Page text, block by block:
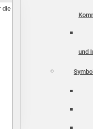
die
und